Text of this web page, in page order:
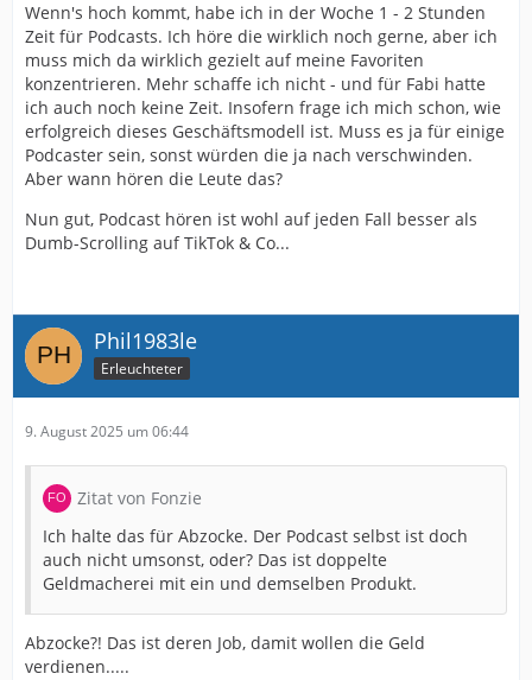
Wenn's hoch kommt, habe ich in der Woche 1 - 2 Stunden
Zeit für Podcasts. Ich höre die wirklich noch gerne, aber ich
muss mich da wirklich gezielt auf meine Favoriten
konzentrieren. Mehr schaffe ich nicht - und für Fabi hatte
ich auch noch keine Zeit. Insofern frage ich mich schon, wie
erfolgreich dieses Geschäftsmodell ist. Muss es ja für einige
Podcaster sein, sonst würden die ja nach verschwinden.
Aber wann hören die Leute das?
Nun gut, Podcast hören ist wohl auf jeden Fall besser als
Dumb-Scrolling auf TikTok & Co...
Phil1983le
Erleuchteter
9. August 2025 um 06:44
Zitat von Fonzie
Ich halte das für Abzocke. Der Podcast selbst ist doch
auch nicht umsonst, oder? Das ist doppelte
Geldmacherei mit ein und demselben Produkt.
Abzocke?! Das ist deren Job, damit wollen die Geld
verdienen.....